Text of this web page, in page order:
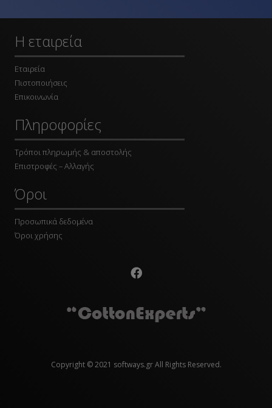
Η εταιρεία
Εταιρεία
Πιστοποιήσεις
Επικοινωνία
Πληροφορίες
Τρόποι πληρωμής & αποστολής
Επιστροφές – Αλλαγής
Όροι
Προσωπικά δεδομένα
Όροι χρήσης
Copyright © 2021 softways.gr All Rights Reserved.